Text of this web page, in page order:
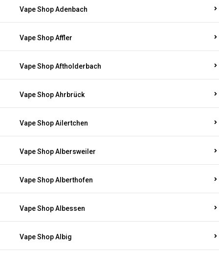
Vape Shop Adenbach
Vape Shop Affler
Vape Shop Aftholderbach
Vape Shop Ahrbrück
Vape Shop Ailertchen
Vape Shop Albersweiler
Vape Shop Alberthofen
Vape Shop Albessen
Vape Shop Albig